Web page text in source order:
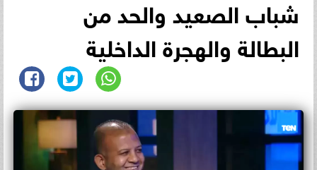
شباب الصعيد والحد من
البطالة والهجرة الداخلية